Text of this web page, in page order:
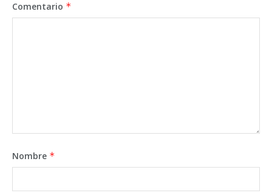
Comentario *
Nombre *